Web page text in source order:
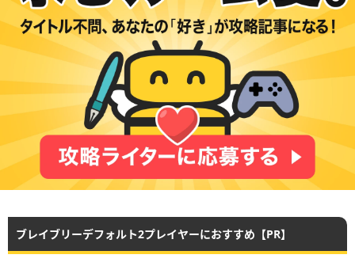
ブレイブリーデフォルト2プレイヤーにおすすめ【PR】